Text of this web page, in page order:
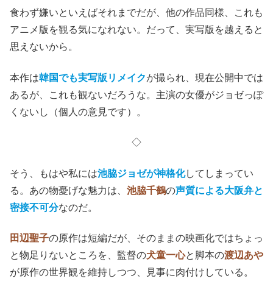
食わず嫌いといえばそれまでだが、他の作品同様、これも
アニメ版を観る気になれない。だって、実写版を越えると
思えないから。
本作は韓国でも実写版リメイクが撮られ、現在公開中では
あるが、これも観ないだろうな。主演の女優がジョゼっぽ
くないし（個人の意見です）。
◇
そう、もはや私には池脇ジョゼが神格化してしまってい
る。あの物憂げな魅力は、 池脇千鶴の声質による大阪弁と
密接不可分なのだ。
田辺聖子の原作は短編だが、そのままの映画化ではちょっ
と物足りないところを、監督の犬童一心と脚本の渡辺あや
が原作の世界観を維持しつつ、見事に肉付けしている。